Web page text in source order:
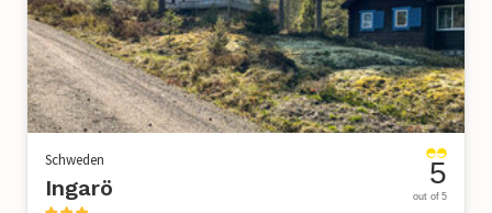
Schweden
Ingarö 5
out of 5